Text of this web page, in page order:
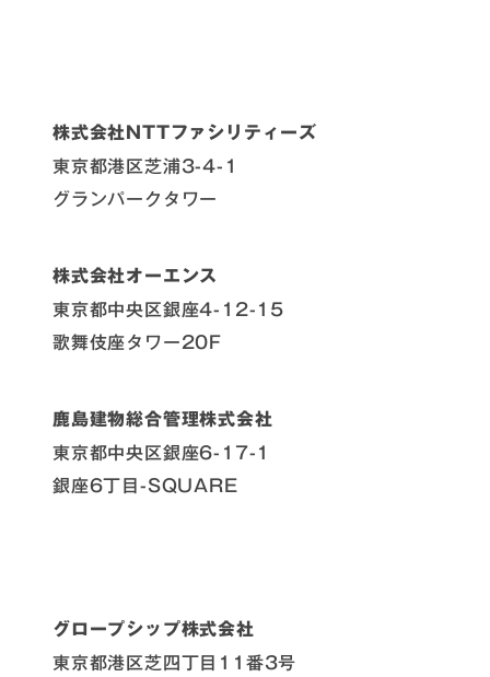
株式会社NTTファシリティーズ
東京都港区芝浦3-4-1
グランパークタワー
株式会社オーエンス
東京都中央区銀座4-12-15
歌舞伎座タワー20F
鹿島建物総合管理株式会社
東京都中央区銀座6-17-1
銀座6丁目-SQUARE
グロープシップ株式会社
東京都港区芝四丁目11番3号